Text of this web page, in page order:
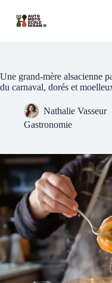
contenu
Une grand-mère alsacienne
du carnaval, dorés et
Nathalie Vasseur
Gastronomie